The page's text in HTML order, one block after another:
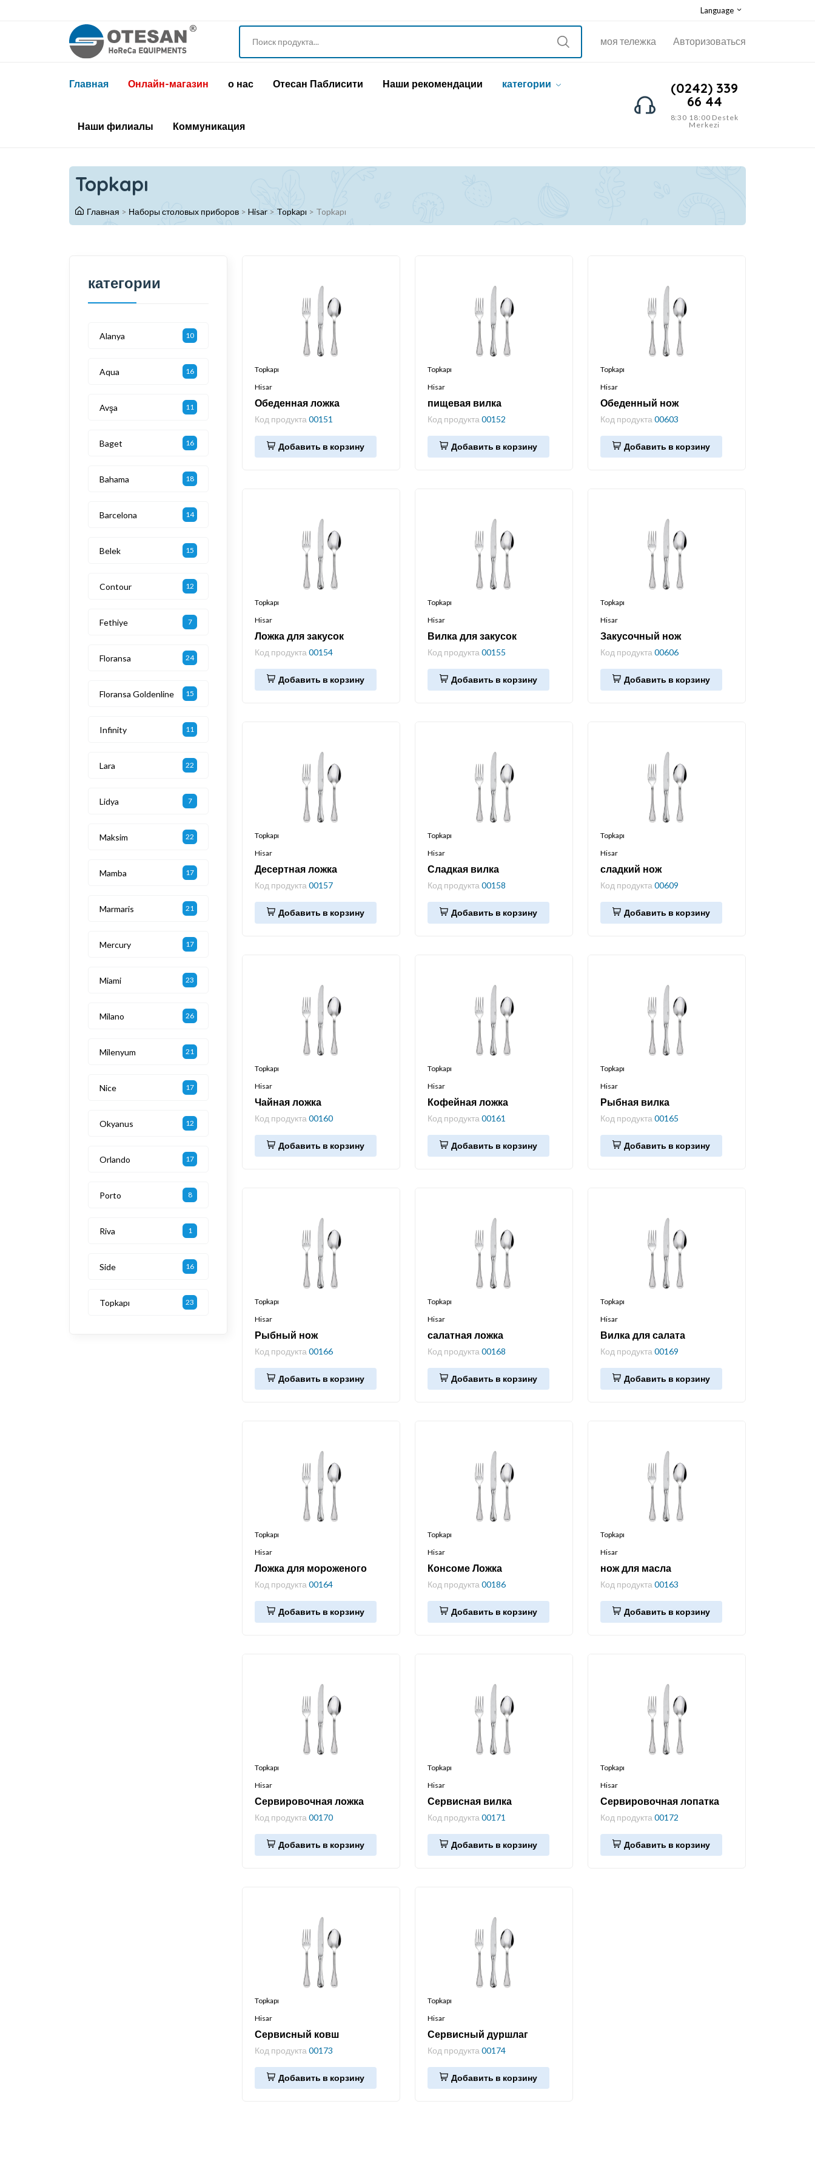
Language
моя тележка Авторизоваться
Главная Онлайн-магазин о нас Отесан Паблисити Наши рекомендации категории
Наши филиалы Коммуникация
(0242) 339
66 44
8:30 18:00 Destek
Merkezi
Topkapı
Главная > Наборы столовых приборов > Hisar > Topkapı > Topkapı
Topkapı
Hisar
Обеденная ложка
Код продукта 00151
Добавить в корзину
Topkapı
Hisar
пищевая вилка
Код продукта 00152
Добавить в корзину
Topkapı
Hisar
Обеденный нож
Код продукта 00603
Добавить в корзину
Topkapı
Hisar
Ложка для закусок
Код продукта 00154
Добавить в корзину
Topkapı
Hisar
Вилка для закусок
Код продукта 00155
Добавить в корзину
Topkapı
Hisar
Закусочный нож
Код продукта 00606
Добавить в корзину
Topkapı
Hisar
Десертная ложка
Код продукта 00157
Добавить в корзину
Topkapı
Hisar
Сладкая вилка
Код продукта 00158
Добавить в корзину
Topkapı
Hisar
сладкий нож
Код продукта 00609
Добавить в корзину
Topkapı
Hisar
Чайная ложка
Код продукта 00160
Добавить в корзину
Topkapı
Hisar
Кофейная ложка
Код продукта 00161
Добавить в корзину
Topkapı
Hisar
Рыбная вилка
Код продукта 00165
Добавить в корзину
Topkapı
Hisar
Рыбный нож
Код продукта 00166
Добавить в корзину
Topkapı
Hisar
салатная ложка
Код продукта 00168
Добавить в корзину
Topkapı
Hisar
Вилка для салата
Код продукта 00169
Добавить в корзину
Topkapı
Hisar
Ложка для мороженого
Код продукта 00164
Добавить в корзину
Topkapı
Hisar
Консоме Ложка
Код продукта 00186
Добавить в корзину
Topkapı
Hisar
нож для масла
Код продукта 00163
Добавить в корзину
Topkapı
Hisar
Сервировочная ложка
Код продукта 00170
Добавить в корзину
Topkapı
Hisar
Сервисная вилка
Код продукта 00171
Добавить в корзину
Topkapı
Hisar
Сервировочная лопатка
Код продукта 00172
Добавить в корзину
Topkapı
Hisar
Сервисный ковш
Код продукта 00173
Добавить в корзину
Topkapı
Hisar
Сервисный дуршлаг
Код продукта 00174
Добавить в корзину
категории
Alanya 10
Aqua 16
Avşa 11
Baget 16
Bahama 18
Barcelona 14
Belek 15
Contour 12
Fethiye 7
Floransa 24
Floransa Goldenline 15
Infinity 11
Lara 22
Lidya 7
Maksim 22
Mamba 17
Marmaris 21
Mercury 17
Miami 23
Milano 26
Milenyum 21
Nice 17
Okyanus 12
Orlando 17
Porto 8
Riva 1
Side 16
Topkapı 23